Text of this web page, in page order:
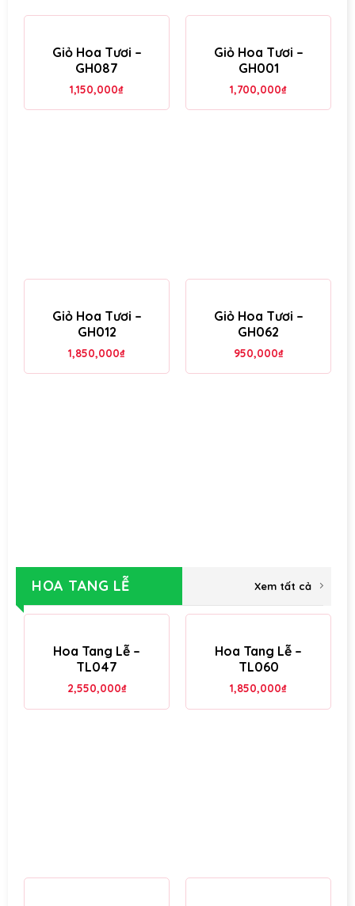
Giỏ Hoa Tươi –
GH087
1,150,000₫
Giỏ Hoa Tươi –
GH001
1,700,000₫
Giỏ Hoa Tươi –
GH012
1,850,000₫
Giỏ Hoa Tươi –
GH062
950,000₫
HOA TANG LỄ Xem tất cả
Hoa Tang Lễ –
TL047
2,550,000₫
Hoa Tang Lễ –
TL060
1,850,000₫